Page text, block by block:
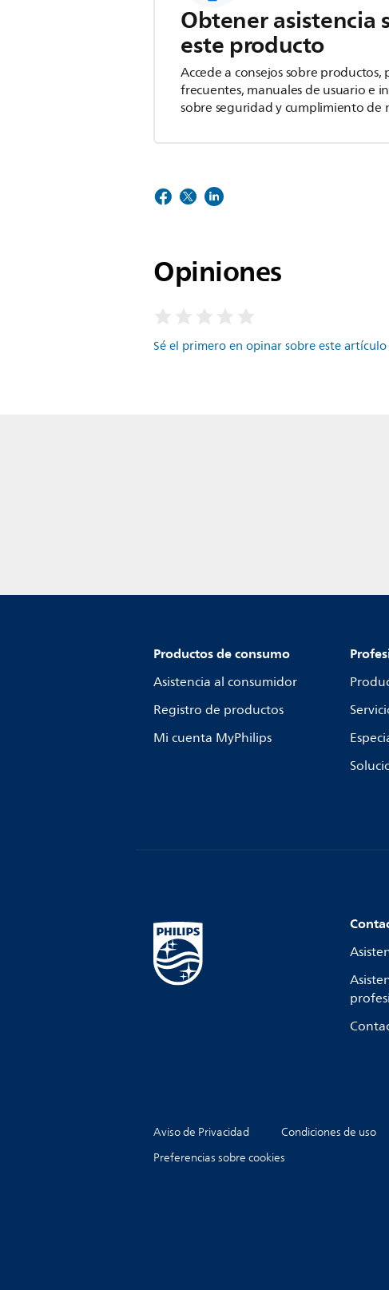
Obtener asistencia
este producto
Accede a consejos sobre productos,
frecuentes, manuales de usuario e
sobre seguridad y cumplimiento de
Opiniones
Sé el primero en opinar sobre este artículo
Productos de consumo
Asistencia al consumidor
Registro de productos
Mi cuenta MyPhilips
Aviso de Privacidad Condiciones de uso
Preferencias sobre cookies